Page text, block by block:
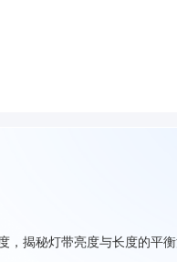
，揭秘灯带亮度与长度的平